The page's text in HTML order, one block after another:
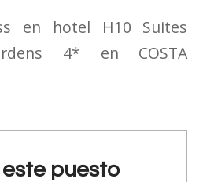
en hotel H10 Suites
4* en COSTA
puesto